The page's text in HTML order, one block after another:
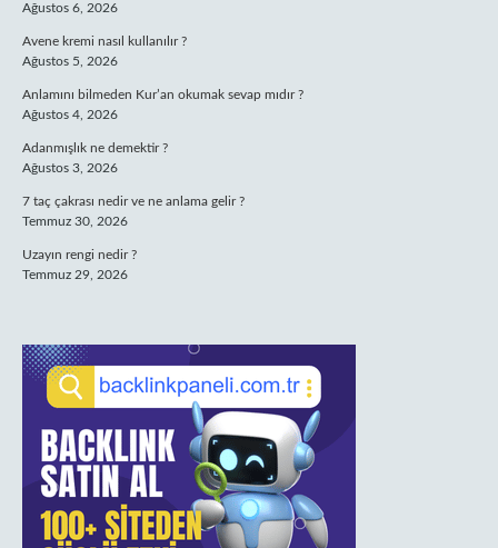
Ağustos 6, 2026
Avene kremi nasıl kullanılır ?
Ağustos 5, 2026
Anlamını bilmeden Kur’an okumak sevap mıdır ?
Ağustos 4, 2026
Adanmışlık ne demektir ?
Ağustos 3, 2026
7 taç çakrası nedir ve ne anlama gelir ?
Temmuz 30, 2026
Uzayın rengi nedir ?
Temmuz 29, 2026